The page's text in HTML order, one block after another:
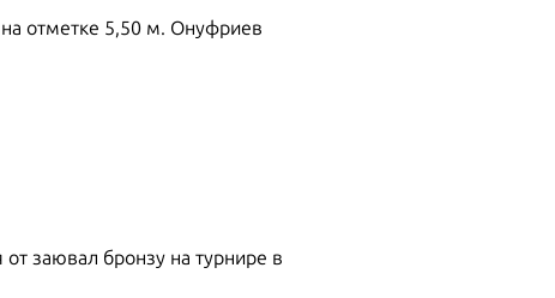
отметке 5,50 м. Онуфриев
заювал бронзу на турнире в